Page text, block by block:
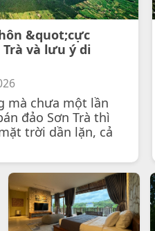
&quot;cực
và lưu ý di
mà chưa một lần
đảo Sơn Trà thì
trời dần lặn, cả